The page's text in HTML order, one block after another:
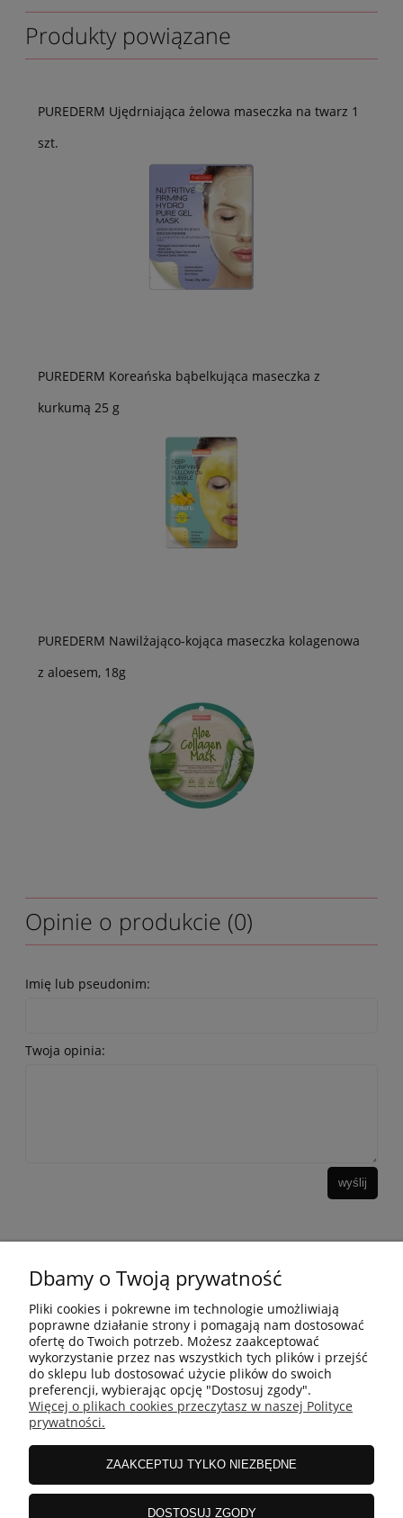
Produkty powiązane
PUREDERM Ujędrniająca żelowa maseczka na twarz 1
szt.
PUREDERM Koreańska bąbelkująca maseczka z
kurkumą 25 g
PUREDERM Nawilżająco-kojąca maseczka kolagenowa
z aloesem, 18g
Opinie o produkcie (0)
Imię lub pseudonim:
Twoja opinia:
wyślij
10 KROKÓW KOREAŃSKIEJ PIELĘGANCJI
INFORMACJE
ZAKUPY
MOJE KONTO
Dbamy o Twoją prywatność
Pliki cookies i pokrewne im technologie umożliwiają
poprawne działanie strony i pomagają nam dostosować
ofertę do Twoich potrzeb. Możesz zaakceptować
wykorzystanie przez nas wszystkich tych plików i przejść
do sklepu lub dostosować użycie plików do swoich
preferencji, wybierając opcję "Dostosuj zgody".
Więcej o plikach cookies przeczytasz w naszej Polityce
prywatności.
ZAAKCEPTUJ TYLKO NIEZBĘDNE
DOSTOSUJ ZGODY